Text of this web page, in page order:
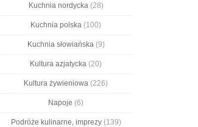
Kuchnia nordycka(28)
Kuchnia polska (100)
Kuchnia słowiańska(9)
Kultura azjatycka (20)
Kultura żywieniowa (226)
Napoje (6)
Podróże kulinarne, imprezy(139)